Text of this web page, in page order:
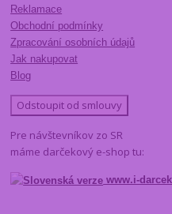
Reklamace
Obchodní podmínky
Zpracování osobních údajů
Jak nakupovat
Blog
Odstoupit od smlouvy
Pre návštevníkov zo SR
máme darčekový e-shop tu:
www.i-